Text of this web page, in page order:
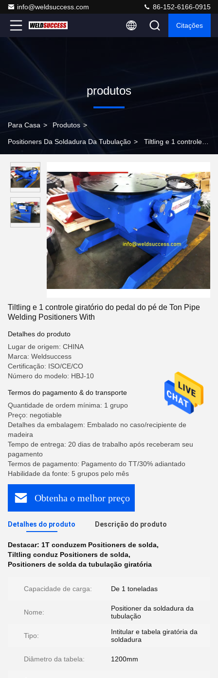
info@weldsuccess.com 86-152-6166-0915
Citações
produtos
Para Casa > Produtos >
Positioners Da Soldadura Da Tubulação > Tiltling e 1 controle
Tiltling e 1 controle giratório do pedal do pé de Ton Pipe
Welding Positioners With
Detalhes do produto
Lugar de origem: CHINA
Marca: Weldsuccess
Certificação: ISO/CE/CO
Número do modelo: HBJ-10
Termos do pagamento & do transporte
Quantidade de ordem mínima: 1 grupo
Preço: negotiable
Detalhes da embalagem: Embalado no caso/recipiente de
madeira
Tempo de entrega: 20 dias de trabalho após receberam seu
pagamento
Termos de pagamento: Pagamento do TT/30% adiantado
Habilidade da fonte: 5 grupos pelo mês
Obtenha o melhor preço
Detalhes do produto Descrição do produto
Destacar: 1T conduzem Positioners de solda,
Tiltling conduz Positioners de solda,
Positioners de solda da tubulação giratória
Capacidade de carga: De 1 toneladas
Nome:
Positioner da soldadura da
tubulação
Tipo:
Intitular e tabela giratória da
soldadura
Diâmetro da tabela: 1200mm